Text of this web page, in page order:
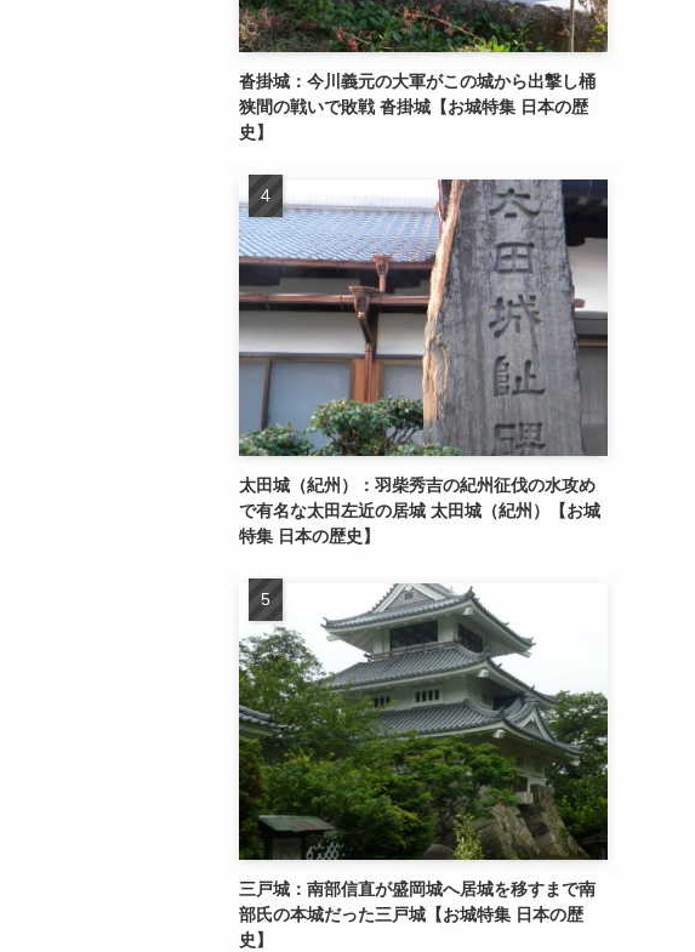
沓掛城：今川義元の大軍がこの城から出撃し桶
狭間の戦いで敗戦 沓掛城【お城特集 日本の歴
史】
太田城（紀州）：羽柴秀吉の紀州征伐の水攻め
で有名な太田左近の居城 太田城（紀州）【お城
特集 日本の歴史】
三戸城：南部信直が盛岡城へ居城を移すまで南
部氏の本城だった三戸城【お城特集 日本の歴
史】